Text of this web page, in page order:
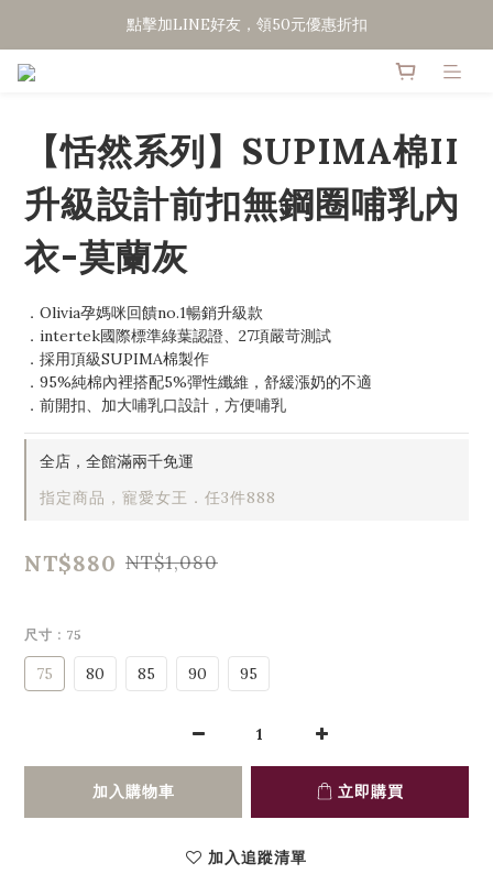
點擊加LINE好友，領50元優惠折扣
點擊加LINE好友，領50元優惠折扣
【恬然系列】SUPIMA棉II
升級設計前扣無鋼圈哺乳內
衣-莫蘭灰
．Olivia孕媽咪回饋no.1暢銷升級款
．intertek國際標準綠葉認證、27項嚴苛測試
．採用頂級SUPIMA棉製作
．95%純棉內裡搭配5%彈性纖維，舒緩漲奶的不適
．前開扣、加大哺乳口設計，方便哺乳
全店，全館滿兩千免運
指定商品，寵愛女王．任3件888
NT$880 NT$1,080
尺寸 : 75
75 80 85 90 95
加入購物車 立即購買
加入追蹤清單